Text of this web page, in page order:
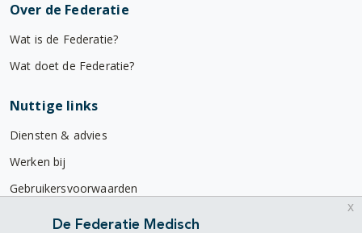
Over de Federatie
Wat is de Federatie?
Wat doet de Federatie?
Nuttige links
Diensten & advies
Werken bij
Gebruikersvoorwaarden
Privacyverklaring
De Federatie Medisch
x